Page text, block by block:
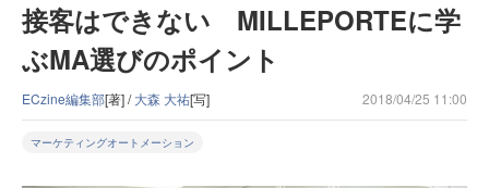
接客はできない MILLEPORTEに学
ぶMA選びのポイント
ECzine編集部[著] /大森 大祐[写] 2018/04/25 11:00
マーケティングオートメーション